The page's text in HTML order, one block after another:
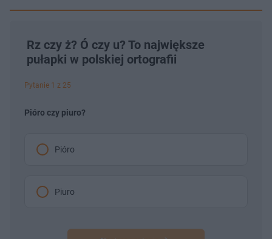
Rz czy ż? Ó czy u? To największe
pułapki w polskiej ortografii
Pytanie 1 z 25
Pióro czy piuro?
Pióro
Piuro